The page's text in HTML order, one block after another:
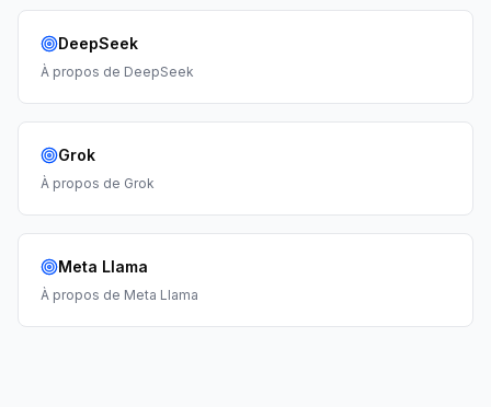
DeepSeek
À propos de DeepSeek
Grok
À propos de Grok
Meta Llama
À propos de Meta Llama